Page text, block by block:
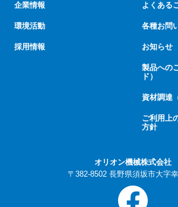
企業情報
環境活動
採用情報
よくある
各種お問
お知らせ
製品への
ド）
資材調達
ご利用上
方針
オリオン機械株式会社
〒382-8502 長野県須坂市大字